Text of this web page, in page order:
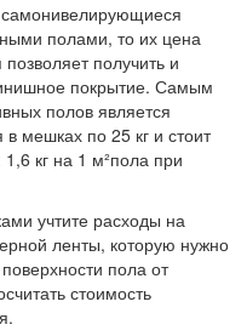
самонивелирующиеся
полами, то их цена
получить и
покрытие. Самым
полов является
мешках по 25 кг и стоит
кг на 1 м²пола при
учтите расходы на
ленты, которую нужно
пола от
стоимость